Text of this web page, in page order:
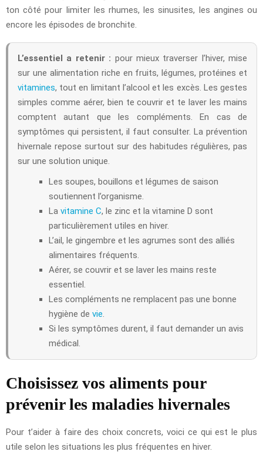
ton côté pour limiter les rhumes, les sinusites, les angines ou
encore les épisodes de bronchite.
L’essentiel a retenir : pour mieux traverser l’hiver, mise
sur une alimentation riche en fruits, légumes, protéines et
vitamines, tout en limitant l’alcool et les excès. Les gestes
simples comme aérer, bien te couvrir et te laver les mains
comptent autant que les compléments. En cas de
symptômes qui persistent, il faut consulter. La prévention
hivernale repose surtout sur des habitudes régulières, pas
sur une solution unique.
Les soupes, bouillons et légumes de saison
soutiennent l’organisme.
La vitamine C, le zinc et la vitamine D sont
particulièrement utiles en hiver.
L’ail, le gingembre et les agrumes sont des alliés
alimentaires fréquents.
Aérer, se couvrir et se laver les mains reste
essentiel.
Les compléments ne remplacent pas une bonne
hygiène de vie
Si les symptômes durent, il faut demander un avis
médical.
Choisissez vos aliments pour
prévenir les maladies hivernales
Pour t’aider à faire des choix concrets, voici ce qui est le plus
utile selon les situations les plus fréquentes en hiver.